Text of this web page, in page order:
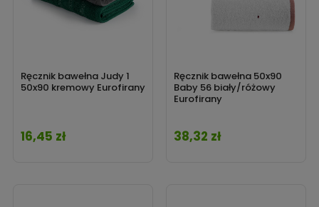
Ręcznik bawełna Judy 1
50x90 kremowy Eurofirany
Cena
16,45 zł
Ręcznik bawełna 50x90
Baby 56 biały/różowy
Eurofirany
Cena
38,32 zł